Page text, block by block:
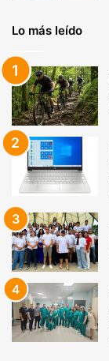
Lo más leído